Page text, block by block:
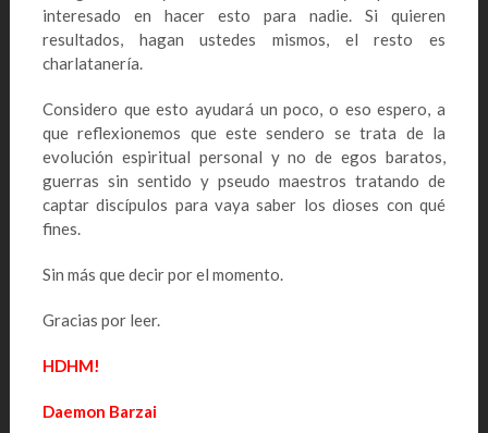
interesado en hacer esto para nadie. Si quieren
resultados, hagan ustedes mismos, el resto es
charlatanería.
Considero que esto ayudará un poco, o eso espero, a
que reflexionemos que este sendero se trata de la
evolución espiritual personal y no de egos baratos,
guerras sin sentido y pseudo maestros tratando de
captar discípulos para vaya saber los dioses con qué
fines.
Sin más que decir por el momento.
Gracias por leer.
HDHM!
Daemon Barzai